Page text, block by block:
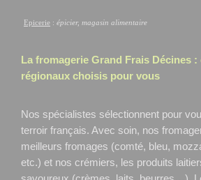
Epicerie : épicier, magasin alimentaire
La fromagerie Grand Frais Décines :
régionaux choisis pour vous
Nos spécialistes sélectionnent pour
terroir français. Avec soin, nos
meilleurs fromages (comté, bleu,
etc.) et nos crémiers, les produits